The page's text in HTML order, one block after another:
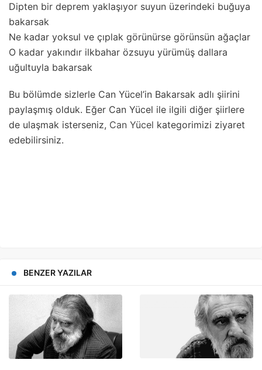
Dipten bir deprem yaklaşıyor suyun üzerindeki buğuya
bakarsak
Ne kadar yoksul ve çıplak görünürse görünsün ağaçlar
O kadar yakındır ilkbahar özsuyu yürümüş dallara
uğultuyla bakarsak
Bu bölümde sizlerle Can Yücel’in Bakarsak adlı şiirini
paylaşmış olduk. Eğer Can Yücel ile ilgili diğer şiirlere
de ulaşmak isterseniz, Can Yücel kategorimizi ziyaret
edebilirsiniz.
BENZER YAZILAR